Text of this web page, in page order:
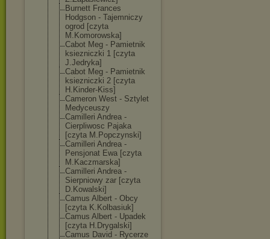
Burnett Frances
Hodgson - Tajemniczy
ogrod [czyta
M.Komorowska]
Cabot Meg - Pamietnik
ksiezniczki 1 [czyta
J.Jedryka]
Cabot Meg - Pamietnik
ksiezniczki 2 [czyta
H.Kinder-Kiss]
Cameron West - Sztylet
Medyceuszy
Camilleri Andrea -
Cierpliwosc Pajaka
[czyta M.Popczynski]
Camilleri Andrea -
Pensjonat Ewa [czyta
M.Kaczmarska]
Camilleri Andrea -
Sierpniowy zar [czyta
D.Kowalski]
Camus Albert - Obcy
[czyta K.Kolbasiuk]
Camus Albert - Upadek
[czyta H.Drygalski]
Camus David - Rycerze